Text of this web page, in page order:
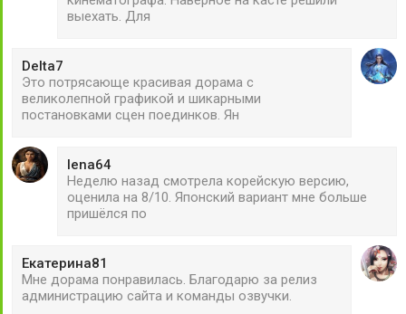
выехать. Для
Delta7
Это потрясающе красивая дорама с
великолепной графикой и шикарными
постановками сцен поединков. Ян
lena64
Неделю назад смотрела корейскую версию,
оценила на 8/10. Японский вариант мне больше
пришёлся по
Екатерина81
Мне дорама понравилась. Благодарю за релиз
администрацию сайта и команды озвучки.